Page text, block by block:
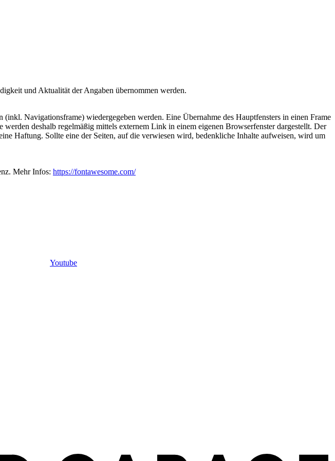
und Aktualität der Angaben übernommen werden.
Navigationsframe) wiedergegeben werden. Eine Übernahme des Hauptfensters in einen Frame
deshalb regelmäßig mittels externem Link in einem eigenen Browserfenster dargestellt. Der
Haftung. Sollte eine der Seiten, auf die verwiesen wird, bedenkliche Inhalte aufweisen, wird um
Mehr Infos: https://fontawesome.com/
Youtube